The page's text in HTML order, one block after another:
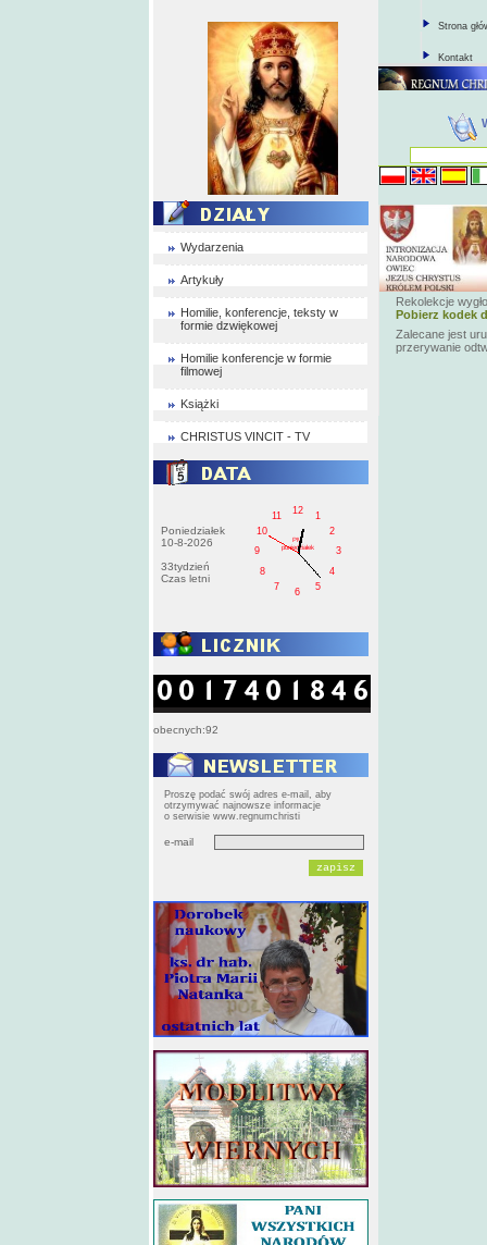
Wydarzenia
Artykuły
Homilie, konferencje, teksty w
formie dzwiękowej
Homilie konferencje w formie
filmowej
Książki
CHRISTUS VINCIT - TV
Poniedziałek
10-8-2026
33tydzień
Czas letni
1
2
3
4
5
6
7
8
9
10
11
12
PM
poniedziałek
obecnych:92
Proszę podać swój adres e-mail, aby
otrzymywać najnowsze informacje
o serwisie www.regnumchristi
e-mail
Strona
Kontakt
Rekolekcje
Pobierz kodek
Zalecane jest
przerywanie